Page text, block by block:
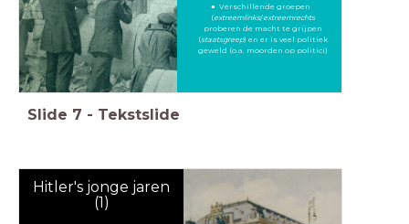
Verschillende groepen
(extreemlinks/extreemrechts
proberen de macht te grijpen
(staatsgreep) en er is veel politiek
geweld (o.a. moorden op politici)
Slide 7 - Tekstslide
Hitler's jonge jaren
(1)